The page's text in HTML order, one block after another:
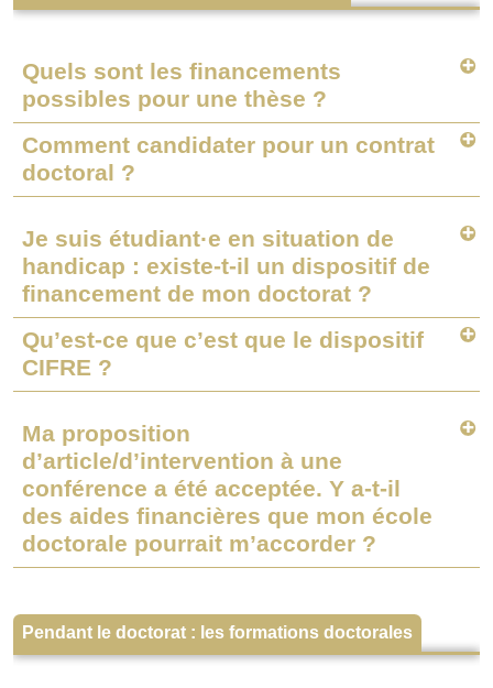
Quels sont les financements
possibles pour une thèse ?
Comment candidater pour un contrat
doctoral ?
Je suis étudiant·e en situation de
handicap : existe-t-il un dispositif de
financement de mon doctorat ?
Qu’est-ce que c’est que le dispositif
CIFRE ?
Ma proposition
d’article/d’intervention à une
conférence a été acceptée. Y a-t-il
des aides financières que mon école
doctorale pourrait m’accorder ?
Pendant le doctorat : les formations doctorales